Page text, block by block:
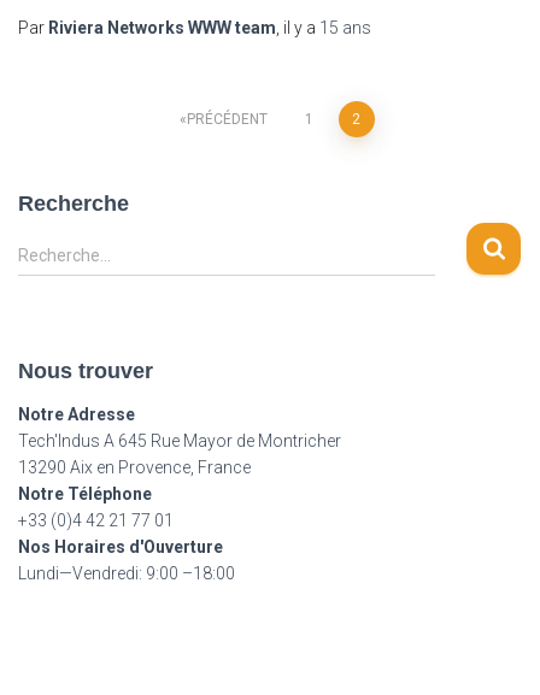
Par Riviera Networks WWW team , il y a 15 ans
PRÉCÉDENT 1 2
Recherche
R
e
r
c
h
e
r
:
Recherche…
Nous trouver
Notre Adresse
Tech'Indus A 645 Rue Mayor de Montricher
13290 Aix en Provence, France
Notre Téléphone
+33 (0)4 42 21 77 01
Nos Horaires d'Ouverture
Lundi—Vendredi: 9:00 –18:00